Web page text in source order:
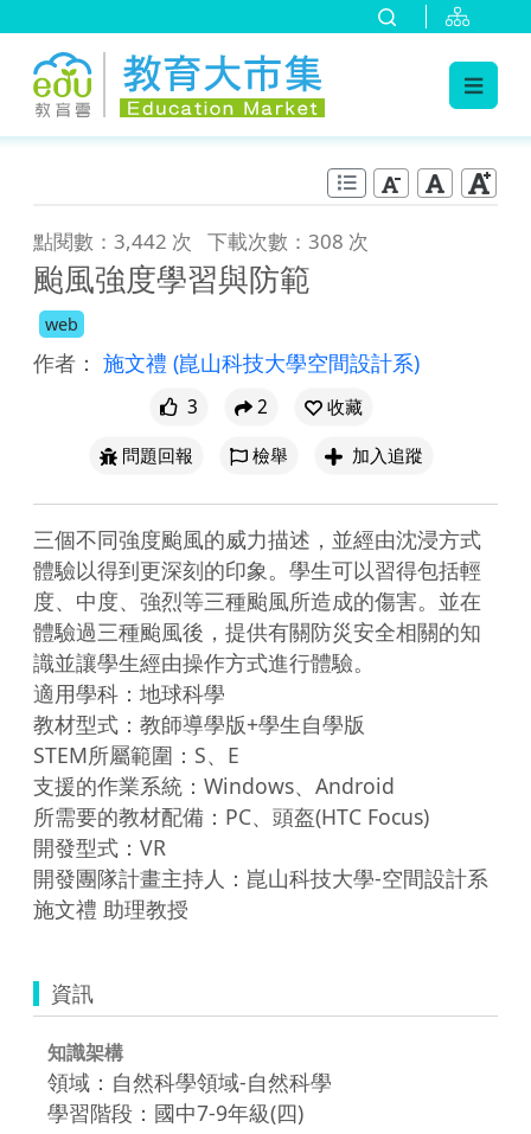
點閱數：3,442 次 下載次數：308 次
颱風強度學習與防範
web
作者： 施文禮 (崑山科技大學空間設計系)
3 2
收藏
問題回報
檢舉 加入追蹤
三個不同強度颱風的威力描述，並經由沈浸方式
體驗以得到更深刻的印象。學生可以習得包括輕
度、中度、強烈等三種颱風所造成的傷害。並在
體驗過三種颱風後，提供有關防災安全相關的知
識並讓學生經由操作方式進行體驗。
適用學科：地球科學
教材型式：教師導學版+學生自學版
STEM所屬範圍：S、E
支援的作業系統：Windows、Android
所需要的教材配備：PC、頭盔(HTC Focus)
開發型式：VR
開發團隊計畫主持人：崑山科技大學-空間設計系
資訊
知識架構
領域：自然科學領域-自然科學
學習階段：國中7-9年級(四)